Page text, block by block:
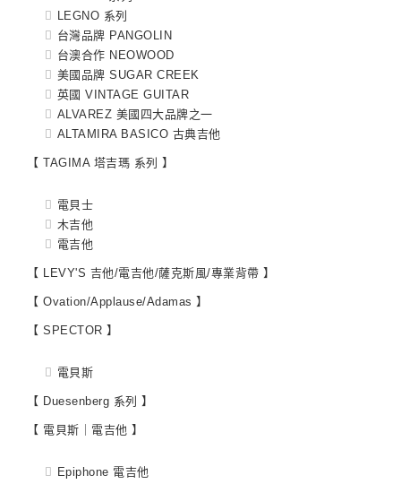
LEGNO 系列
台灣品牌 PANGOLIN
台澳合作 NEOWOOD
美國品牌 SUGAR CREEK
英國 VINTAGE GUITAR
ALVAREZ 美國四大品牌之一
ALTAMIRA BASICO 古典吉他
【 TAGIMA 塔吉瑪 系列 】
電貝士
木吉他
電吉他
【 LEVY'S 吉他/電吉他/薩克斯風/專業背帶 】
【 Ovation/Applause/Adamas 】
【 SPECTOR 】
電貝斯
【 Duesenberg 系列 】
【 電貝斯｜電吉他 】
Epiphone 電吉他